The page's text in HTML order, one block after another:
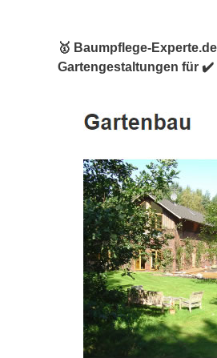
🥇 Baumpflege-
Gartengestaltungen für